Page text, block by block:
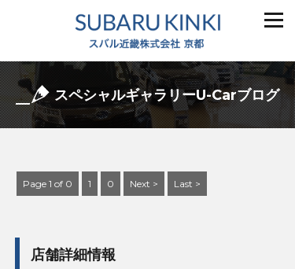
スペシャルギャラリーU-Carブログ
Page 1 of 0 1 0 Next > Last >
店舗詳細情報